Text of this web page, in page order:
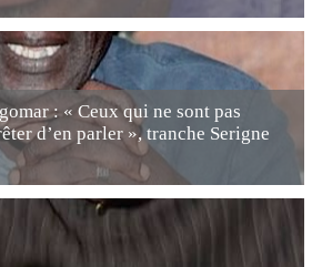
: « Ceux qui ne sont pas
d’en parler », tranche Serigne